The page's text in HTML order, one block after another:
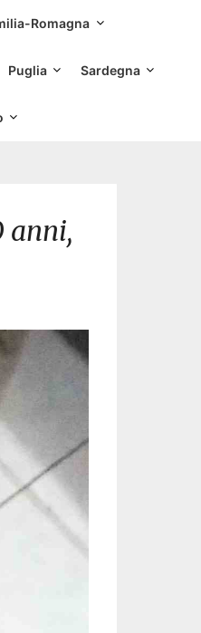
Romagna
Puglia Sardegna
anni,